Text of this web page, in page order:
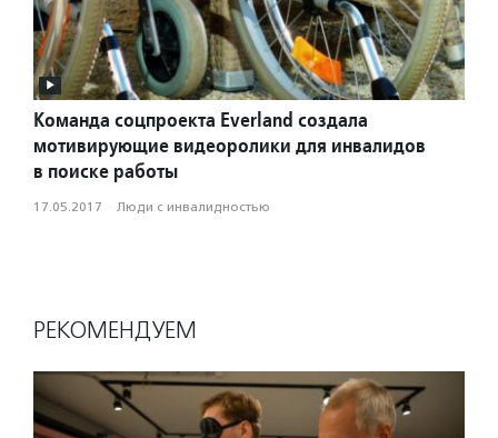
Команда соцпроекта Everland создала
мотивирующие видеоролики для инвалидов
в поиске работы
17.05.2017 · Люди с инвалидностью
РЕКОМЕНДУЕМ